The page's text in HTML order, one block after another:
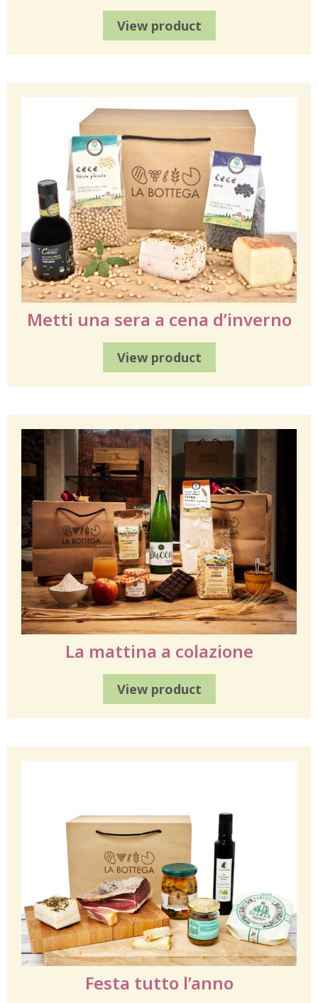
View product
Metti una sera a cena d’inverno
View product
La mattina a colazione
View product
Festa tutto l’anno